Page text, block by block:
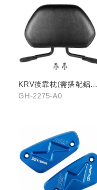
KRV後靠枕(需搭配鋁合
金扶手)
GH-2275-A0